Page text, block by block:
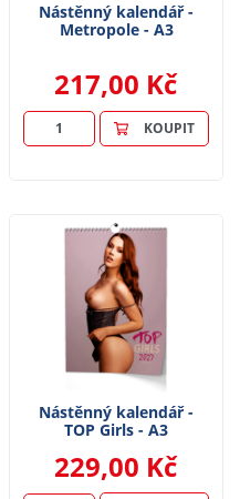
Nástěnný kalendář -
Metropole - A3
217,00 Kč
KOUPIT
Nástěnný kalendář -
TOP Girls - A3
229,00 Kč